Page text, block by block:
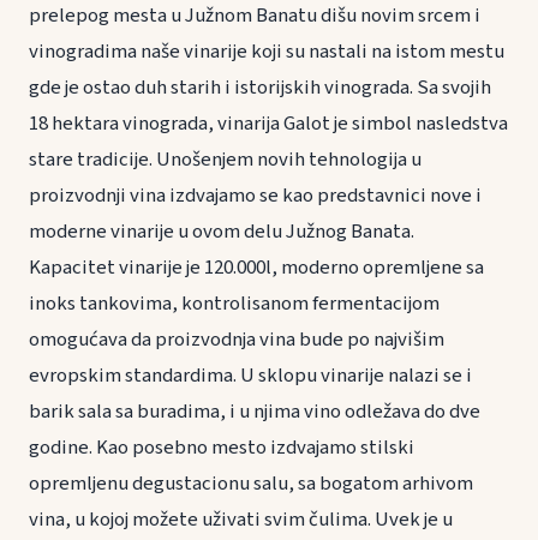
prelepog mesta u Južnom Banatu dišu novim srcem i
vinogradima naše vinarije koji su nastali na istom mestu
gde je ostao duh starih i istorijskih vinograda. Sa svojih
18 hektara vinograda, vinarija Galot je simbol nasledstva
stare tradicije. Unošenjem novih tehnologija u
proizvodnji vina izdvajamo se kao predstavnici nove i
moderne vinarije u ovom delu Južnog Banata.
Kapacitet vinarije je 120.000l, moderno opremljene sa
inoks tankovima, kontrolisanom fermentacijom
omogućava da proizvodnja vina bude po najvišim
evropskim standardima. U sklopu vinarije nalazi se i
barik sala sa buradima, i u njima vino odležava do dve
godine. Kao posebno mesto izdvajamo stilski
opremljenu degustacionu salu, sa bogatom arhivom
vina, u kojoj možete uživati svim čulima. Uvek je u